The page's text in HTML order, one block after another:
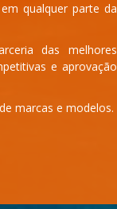
qualquer parte da
das melhores
e aprovação
marcas e modelos.